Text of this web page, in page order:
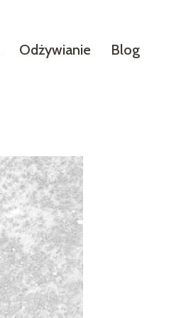
Odżywianie Blog